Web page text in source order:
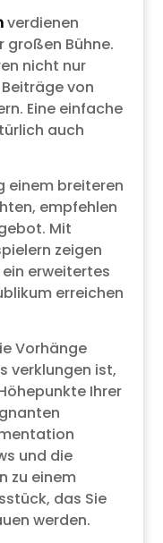
verdienen
großen Bühne.
nicht nur
von
Eine einfache
auch
einem breiteren
empfehlen
Mit
zeigen
ein erweitertes
erreichen
Vorhänge
verklungen ist,
Ihrer
und die
zu einem
das Sie
werden.